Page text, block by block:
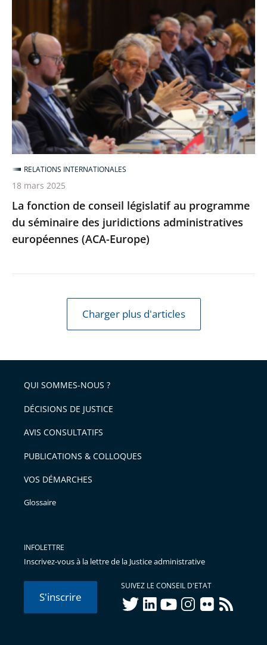
fonction
de
conseil
législatif
au
programme
du
séminaire
des
juridictions
administratives
européennes
(ACA-
Europe)
La fonction de conseil législatif au programme
du séminaire des juridictions administratives
européennes (ACA-Europe)
RELATIONS INTERNATIONALES
18 mars 2025
Charger plus d'articles
QUI SOMMES-NOUS ?
DÉCISIONS DE JUSTICE
AVIS CONSULTATIFS
PUBLICATIONS & COLLOQUES
VOS DÉMARCHES
Glossaire
INFOLETTRE
Inscrivez-vous à la lettre de la Justice administrative
S'inscrire
SUIVEZ LE CONSEIL D'ETAT
twitterlinkedInyoutubeinstagram
flickr rss